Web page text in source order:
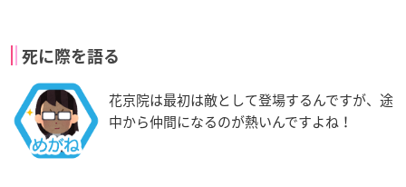
死に際を語る
花京院は最初は敵として登場するんですが、途
中から仲間になるのが熱いんですよね！